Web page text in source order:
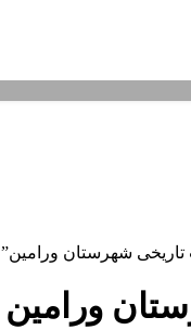
شهرستان ورامین”
ورامین